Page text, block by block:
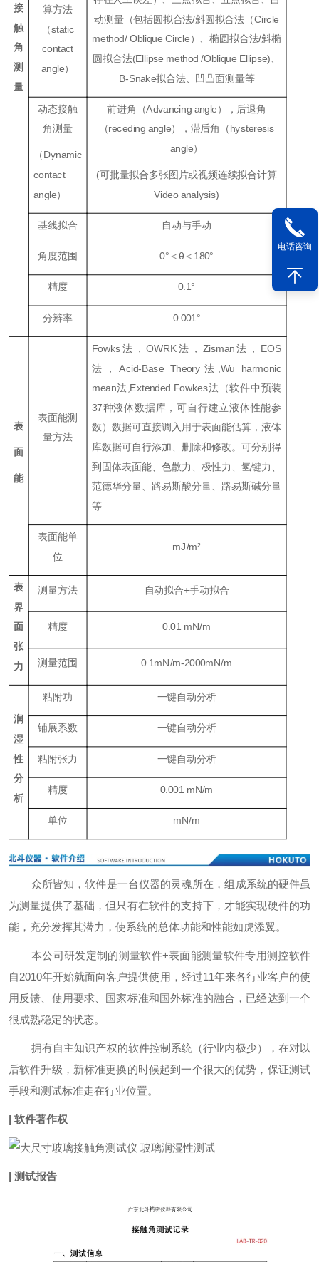
接
触
角
测
量
算方法
（static
contact
angle）
动测量（包括圆拟合法/斜圆拟合法（Circle
method/ Oblique Circle）、椭圆拟合法/斜椭
圆拟合法(Ellipse method /Oblique Ellipse)、
B-Snake拟合法、凹凸面测量等
动态接触
角测量
（Dynamic
contact
angle）
前进角（Advancing angle），后退角
（receding angle），滞后角（hysteresis
angle）
(可批量拟合多张图片或视频连续拟合计算
Video analysis)
基线拟合 自动与手动
角度范围 0°＜θ＜180°
精度 0.1°
分辨率 0.001°
表
面
能
表面能测
量方法
Fowks法，OWRK法，Zisman法，EOS
法，Acid-Base Theory法,Wu harmonic
mean法,Extended Fowkes法（软件中预装
37种液体数据库，可自行建立液体性能参
数）数据可直接调入用于表面能估算，液体
库数据可自行添加、删除和修改。可分别得
到固体表面能、色散力、极性力、氢键力、
范德华分量、路易斯酸分量、路易斯碱分量
等
表面能单
位
mJ/m²
表
界
面
张
力
测量方法 自动拟合+手动拟合
精度 0.01 mN/m
测量范围 0.1mN/m-2000mN/m
润
湿
性
分
析
粘附功 一键自动分析
铺展系数 一键自动分析
粘附张力 一键自动分析
精度 0.001 mN/m
单位 mN/m
众所皆知，软件是一台仪器的灵魂所在，组成系统的硬件虽
为测量提供了基础，但只有在软件的支持下，才能实现硬件的功
能，充分发挥其潜力，使系统的总体功能和性能如虎添翼。
本公司研发定制的测量软件+表面能测量软件专用测控软件
自2010年开始就面向客户提供使用，经过11年来各行业客户的使
用反馈、使用要求、国家标准和国外标准的融合，已经达到一个
很成熟稳定的状态。
拥有自主知识产权的软件控制系统（行业内极少），在对以
后软件升级，新标准更换的时候起到一个很大的优势，保证测试
手段和测试标准走在行业位置。
| 软件著作权
| 测试报告
电话咨询